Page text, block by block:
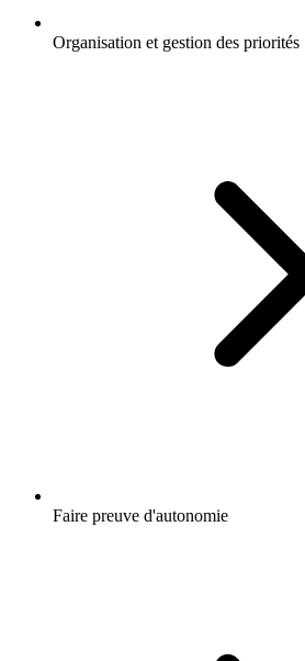
Organisation et gestion des priorités
Faire preuve d'autonomie